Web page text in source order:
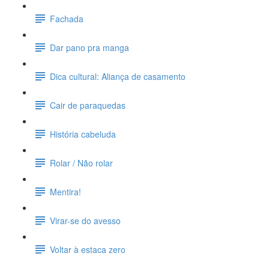
Fachada
Dar pano pra manga
Dica cultural: Aliança de casamento
Cair de paraquedas
História cabeluda
Rolar / Não rolar
Mentira!
Virar-se do avesso
Voltar à estaca zero